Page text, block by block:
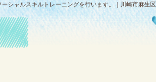
シャルスキルトレーニングを行います。｜川崎市麻生